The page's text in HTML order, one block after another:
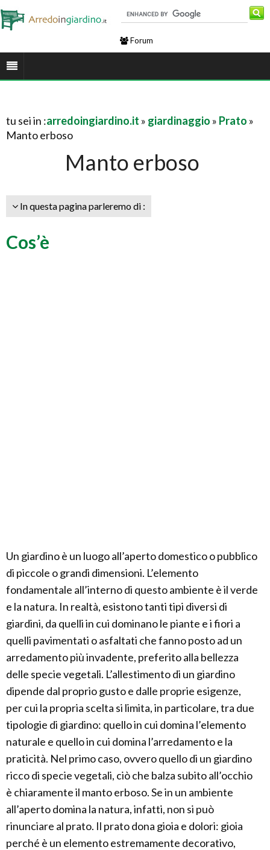
Forum
tu sei in :arredoingiardino.it » giardinaggio » Prato »
Manto erboso
Manto erboso
In questa pagina parleremo di :
Cos’è
Un giardino è un luogo all’aperto domestico o pubblico
di piccole o grandi dimensioni. L’elemento
fondamentale all’interno di questo ambiente è il verde
e la natura. In realtà, esistono tanti tipi diversi di
giardini, da quelli in cui dominano le piante e i fiori a
quelli pavimentati o asfaltati che fanno posto ad un
arredamento più invadente, preferito alla bellezza
delle specie vegetali. L’allestimento di un giardino
dipende dal proprio gusto e dalle proprie esigenze,
per cui la propria scelta si limita, in particolare, tra due
tipologie di giardino: quello in cui domina l’elemento
naturale e quello in cui domina l’arredamento e la
praticità. Nel primo caso, ovvero quello di un giardino
ricco di specie vegetali, ciò che balza subito all’occhio
è chiaramente il manto erboso. Se in un ambiente
all’aperto domina la natura, infatti, non si può
rinunciare al prato. Il prato dona gioia e dolori: gioia
perché è un elemento estremamente decorativo,